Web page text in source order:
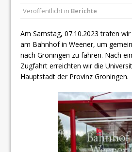
Veröffentlicht in Berichte
Am Samstag, 07.10.2023 trafen
am Bahnhof in Weener, um
nach Groningen zu fahren. Nach
Zugfahrt erreichten wir die
Hauptstadt der Provinz Groningen.